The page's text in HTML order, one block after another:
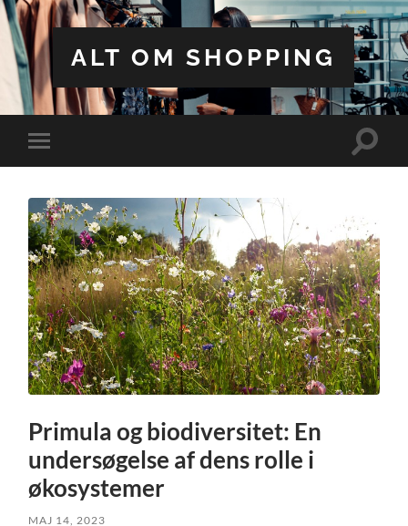
ALT OM SHOPPING
Toggle
mobile
Toggle
Primula og biodiversitet: En
undersøgelse af dens rolle i
økosystemer
MAJ 14, 2023